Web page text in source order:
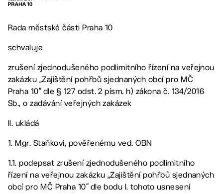
Rada městské části Praha 10
schvaluje
zrušení zjednodušeného podlimitního řízení na veřejnou
zakázku „Zajištění pohřbů sjednaných obcí pro MČ
Praha 10“ dle § 127 odst. 2 písm. h) zákona č. 134/2016
Sb., o zadávání veřejných zakázek
II. ukládá
1. Mgr. Staňkovi, pověřenému ved. OBN
1.1. podepsat zrušení zjednodušeného podlimitního
řízení na veřejnou zakázku „Zajištění pohřbů sjednaných
obcí pro MČ Praha 10“ dle bodu I. tohoto usnesení